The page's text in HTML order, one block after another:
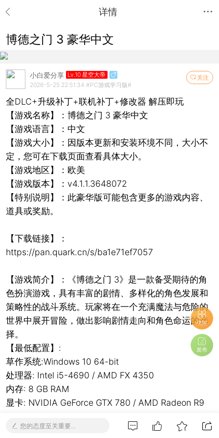
详情
博德之门 3 豪华中文
关注
小白爱分享 Lv.10 星空大帝
2026-5-25 22:51:34 #PC游戏学习版#
全DLC+升级补丁+联机补丁+修改器 解压即玩
【游戏名称】：博德之门 3 豪华中文
【游戏语言】：中文
【游戏大小】：因版本更新和安装环境不同，大小不
定，您可在下载页面查看具体大小。
【游戏地区】：欧美
【游戏版本】：v4.1.1.3648072
【特别说明】：此豪华版可能包含更多的游戏内容、
道具或奖励。
【下载链接】：
https://pan.quark.cn/s/ba1e71ef7057
【游戏简介】：《博德之门 3》是一款备受期待的角
色扮演游戏，具有丰富的剧情、多样化的角色发展和
策略性的战斗系统。玩家将在一个充满魔法与危险的
世界中展开冒险，做出影响剧情走向和角色命运的选
择。
【最低配置】:
草作系统:Windows 10 64-bit
处理器: Intel i5-4690 / AMD FX 4350
内存: 8 GB RAM
显卡: NVIDIA GeForce GTX 780 / AMD Radeon R9
存储空间: 需要 150 GB 可用空间
您的态度至关重要...
功能
发布